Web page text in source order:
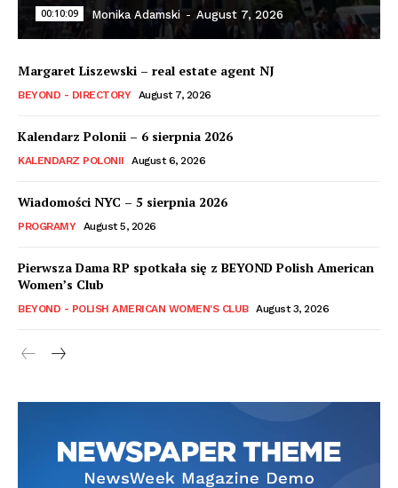
00:10:09 Monika Adamski - August 7, 2026
Margaret Liszewski – real estate agent NJ
BEYOND - DIRECTORY August 7, 2026
Kalendarz Polonii – 6 sierpnia 2026
KALENDARZ POLONII August 6, 2026
Wiadomości NYC – 5 sierpnia 2026
PROGRAMY August 5, 2026
Pierwsza Dama RP spotkała się z BEYOND Polish American
Women’s Club
BEYOND - POLISH AMERICAN WOMEN'S CLUB August 3, 2026